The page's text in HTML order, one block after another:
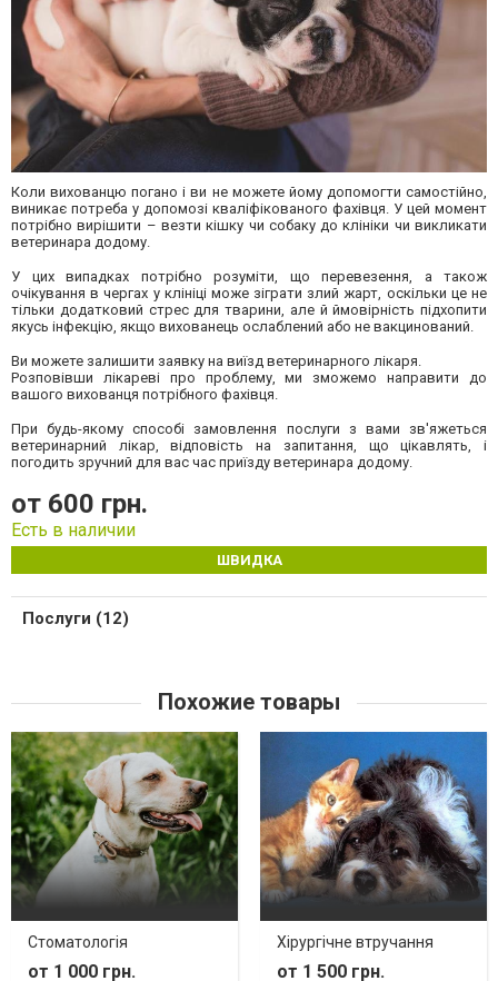
Коли вихованцю погано і ви не можете йому допомогти самостійно,
виникає потреба у допомозі кваліфікованого фахівця. У цей момент
потрібно вирішити – везти кішку чи собаку до клініки чи викликати
ветеринара додому.
У цих випадках потрібно розуміти, що перевезення, а також
очікування в чергах у клініці може зіграти злий жарт, оскільки це не
тільки додатковий стрес для тварини, але й ймовірність підхопити
якусь інфекцію, якщо вихованець ослаблений або не вакцинований.
Ви можете залишити заявку на виїзд ветеринарного лікаря.
Розповівши лікареві про проблему, ми зможемо направити до
вашого вихованця потрібного фахівця.
При будь-якому способі замовлення послуги з вами зв'яжеться
ветеринарний лікар, відповість на запитання, що цікавлять, і
погодить зручний для вас час приїзду ветеринара додому.
от 600 грн.
Есть в наличии
ШВИДКА
Послуги (12)
Похожие товары
Стоматологія
от 1 000 грн.
Хірургічне втручання
от 1 500 грн.